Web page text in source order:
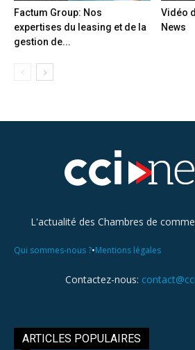
Factum Group: Nos
expertises du leasing et de la
gestion de...
Vidéo
News
L'actualité des Chambres de
Qui sommes-nous ?•Mentions légales
Contactez-nous:
ARTICLES POPULAIRES